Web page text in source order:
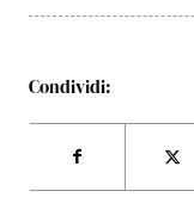
Condividi: